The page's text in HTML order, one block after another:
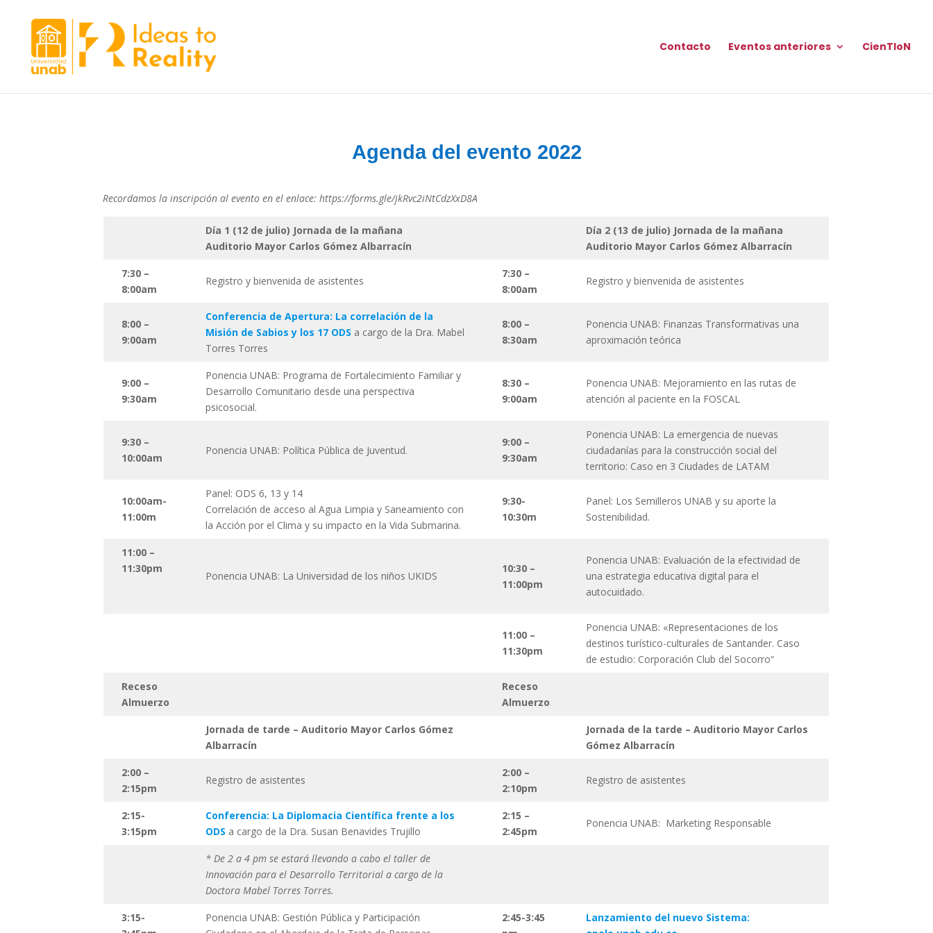
Contacto Eventos anteriores CienTIoN
Agenda del evento 2022
Recordamos la inscripción al evento en el enlace: https://forms.gle/jkRvc2iNtCdzXxD8A
Día 1 (12 de julio) Jornada de la mañana
Auditorio Mayor Carlos Gómez Albarracín
Día 2 (13 de julio) Jornada de la mañana
Auditorio Mayor Carlos Gómez Albarracín
7:30 –
8:00am
Registro y bienvenida de asistentes
7:30 –
8:00am
Registro y bienvenida de asistentes
8:00 –
9:00am
Conferencia de Apertura: La correlación de la
Misión de Sabios y los 17 ODS a cargo de la Dra. Mabel
Torres Torres
8:00 –
8:30am
Ponencia UNAB: Finanzas Transformativas una
aproximación teórica
9:00 –
9:30am
Ponencia UNAB: Programa de Fortalecimiento Familiar y
Desarrollo Comunitario desde una perspectiva
psicosocial.
8:30 –
9:00am
Ponencia UNAB: Mejoramiento en las rutas de
atención al paciente en la FOSCAL
9:30 –
10:00am
Ponencia UNAB: Política Pública de Juventud.
9:00 –
9:30am
Ponencia UNAB: La emergencia de nuevas
ciudadanías para la construcción social del
territorio: Caso en 3 Ciudades de LATAM
10:00am-
11:00m
Panel: ODS 6, 13 y 14
Correlación de acceso al Agua Limpia y Saneamiento con
la Acción por el Clima y su impacto en la Vida Submarina.
9:30-
10:30m
Panel: Los Semilleros UNAB y su aporte la
Sostenibilidad.
11:00 –
11:30pm
Ponencia UNAB: La Universidad de los niños UKIDS
10:30 –
11:00pm
Ponencia UNAB: Evaluación de la efectividad de
una estrategia educativa digital para el
autocuidado.
11:00 –
11:30pm
Ponencia UNAB: «Representaciones de los
destinos turístico-culturales de Santander. Caso
de estudio: Corporación Club del Socorro“
Receso
Almuerzo
Receso
Almuerzo
Jornada de tarde – Auditorio Mayor Carlos Gómez
Albarracín
Jornada de la tarde – Auditorio Mayor Carlos
Gómez Albarracín
2:00 –
2:15pm
Registro de asistentes
2:00 –
2:10pm
Registro de asistentes
2:15-
3:15pm
Conferencia: La Diplomacia Científica frente a los
ODS a cargo de la Dra. Susan Benavides Trujillo
2:15 –
2:45pm
Ponencia UNAB: Marketing Responsable
* De 2 a 4 pm se estará llevando a cabo el taller de
Innovación para el Desarrollo Territorial a cargo de la
Doctora Mabel Torres Torres.
3:15-
Ponencia UNAB: Gestión Pública y Participación
2:45-3:45
Lanzamiento del nuevo Sistema: